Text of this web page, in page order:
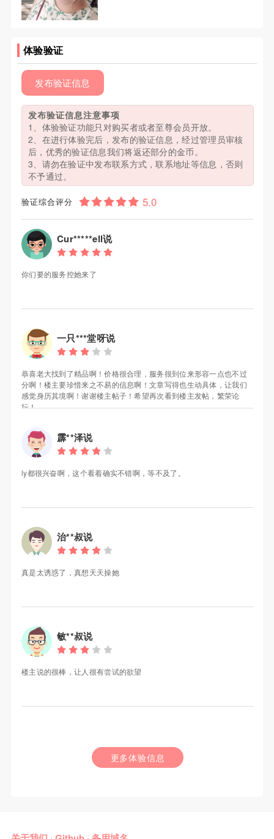
体验验证
发布验证信息
发布验证信息注意事项
1、体验验证功能只对购买者或者至尊会员开放。
2、在进行体验完后，发布的验证信息，经过管理员审核
后，优秀的验证信息我们将返还部分的金币。
3、请勿在验证中发布联系方式，联系地址等信息，否则
不予通过。
验证综合评分
Cur*****ell说
你们要的服务控她来了
一只***堂呀说
恭喜老大找到了精品啊！价格很合理，服务很到位来形容一点也不过
分啊！楼主要珍惜来之不易的信息啊！文章写得也生动具体，让我们
感觉身历其境啊！谢谢楼主帖子！希望再次看到楼主发帖，繁荣论
坛！
霹**泽说
ly都很兴奋啊，这个看着确实不错啊，等不及了。
治**叔说
真是太诱惑了，真想天天操她
敏**叔说
楼主说的很棒，让人很有尝试的欲望
更多体验信息